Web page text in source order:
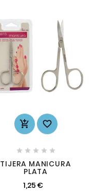
 
    
TIJERA MANICURA
PLATA
1,25 €